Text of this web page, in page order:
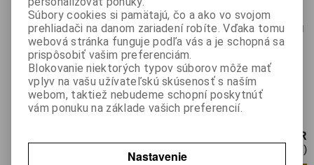
Záruka (mesiacov):24
Termín dodania(prac.dni)-platí pre sklad
LIESKOVEC :5
Hmotnosť balenia:
EAN:8595684109962
Skladací fotovoltaický panel je určený na
nabíjanie 12V batérií, batériových
nabíjacích staníc,...
85,46 EUR
69,48 EUR (Cena bez DPH)
Súbory cookies si pamätajú, čo a ako vo svojom
prehliadači na danom zariadení robíte. Vďaka tomu
webová stránka funguje podľa vás a je schopná sa
prispôsobiť vašim preferenciám.
Blokovanie niektorých typov súborov môže mať
vplyv na vašu užívateľskú skúsenosť s naším
webom, taktiež nebudeme schopní poskytnúť
vám ponuku na základe vašich preferencií.
Nastavenie